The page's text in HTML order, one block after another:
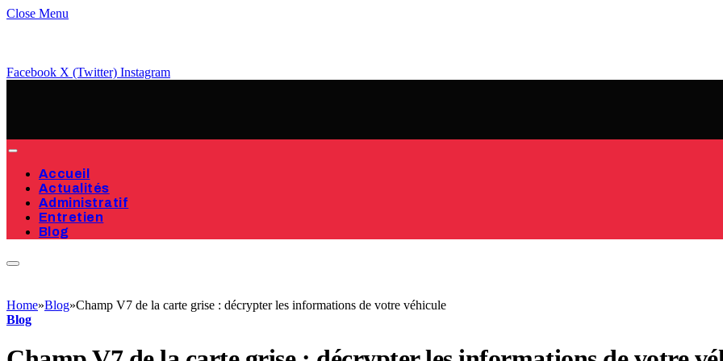
Close Menu
Facebook X (Twitter) Instagram
Accueil
Actualités
Administratif
Entretien
Blog
Home»Blog»Champ V7 de la carte grise : décrypter les informations de votre véhicule
Blog